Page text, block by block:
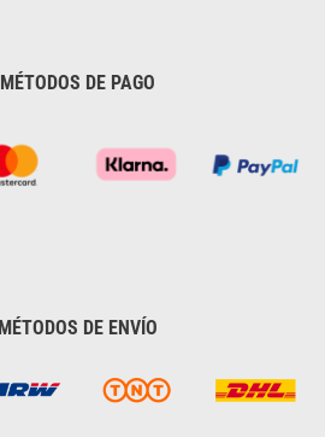
MÉTODOS DE PAGO
MÉTODOS DE ENVÍO